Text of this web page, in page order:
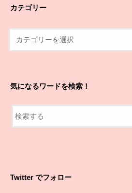
カテゴリー
気になるワードを検索！
Twitter でフォロー